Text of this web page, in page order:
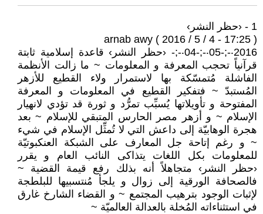
1 - ‹حظر النشر›
arnab awy ( 2016 / 5 / 4 - 17:25 )
2016‧-;-05‧-;-04‧-;- ‹حظر النشر› قاعدة إسلامية ثابتة
قرآنياً تحجب المعرفة و المعلومات ~ ما زالت الأنظمة
الفاشلة مُتمسّكة بها لاستمرار ولاء القطيع للأزهر
المُستبدّ ~ فتفكير القطيع في المعلومات و المعرفة
المفتوحة و تأويلاتها يُسبِّب تمرُّد و ثورة قد تؤدي لانهيار
الإسلام ~ و أزهر مصر الحارس المتبقي للإسلام ~ بعد
هجرة الوهابيّة إلى داعش التي لا تُمثِّل الإسلام في شيء
~ و رغم إتاحة جل المعارف على الشبكة العنكبوتيّة
للمعلومات بكل اللغات يتذاكى النائب العام و يقرر
‹حظر النشر› متجاهلاً أنه بذلك رفع قيمة القضية ~
فالصحافة الورقية إلى زوال و يلجأ مُنتسبيها للبلطجة
لإثبات الوجود بترهيب المجتمع ~ و القضاء الشارخ غارق
في استثناءاته المُخلة بالعدالة العالميّة ~